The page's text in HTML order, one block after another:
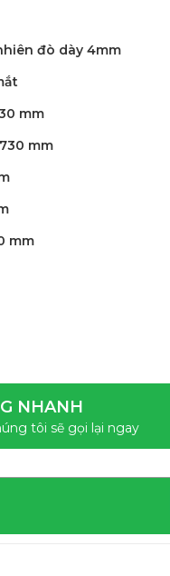
đò dày 4mm
mm
mm
mm
NHANH
tôi sẽ gọi lại ngay